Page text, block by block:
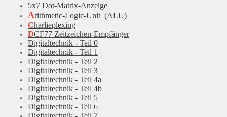
5x7 Dot-Matrix-Anzeige
Arithmetic-Logic-Unit (ALU)
Charlieplexing
DCF77 Zeitzeichen-Empfänger
Digitaltechnik - Teil 0
Digitaltechnik - Teil 1
Digitaltechnik - Teil 2
Digitaltechnik - Teil 3
Digitaltechnik - Teil 4a
Digitaltechnik - Teil 4b
Digitaltechnik - Teil 5
Digitaltechnik - Teil 6